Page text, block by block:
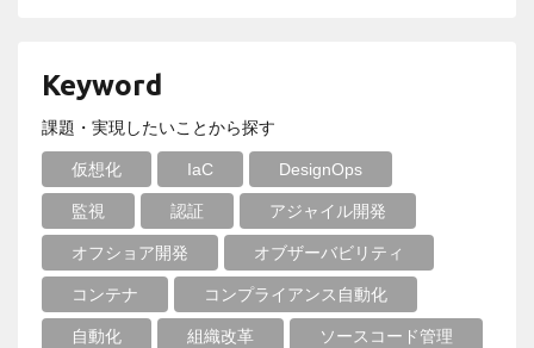
Keyword
課題・実現したいことから探す
仮想化 IaC DesignOps
監視 認証 アジャイル開発
オフショア開発 オブザーバビリティ
コンテナ コンプライアンス自動化
自動化 組織改革 ソースコード管理